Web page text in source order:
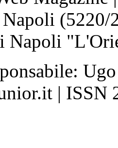
Napoli
| ISSN